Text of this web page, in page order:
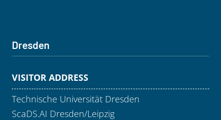
Dresden
VISITOR ADDRESS
Technische Universität Dresden
ScaDS.AI Dresden/Leipzig